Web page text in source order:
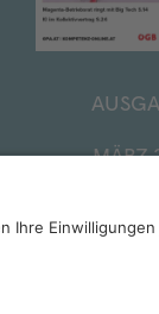
MÄRZ